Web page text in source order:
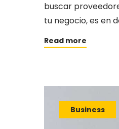
buscar
tu negocio, es en
Read more
Business